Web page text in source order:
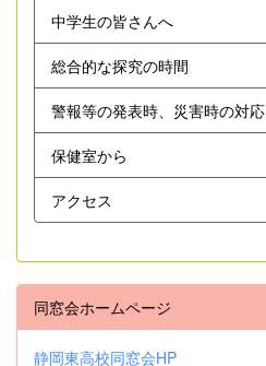
中学生の皆さんへ
総合的な探究の時間
警報等の発表時、災害時の対応
保健室から
アクセス
同窓会ホームページ
静岡東高校同窓会HP